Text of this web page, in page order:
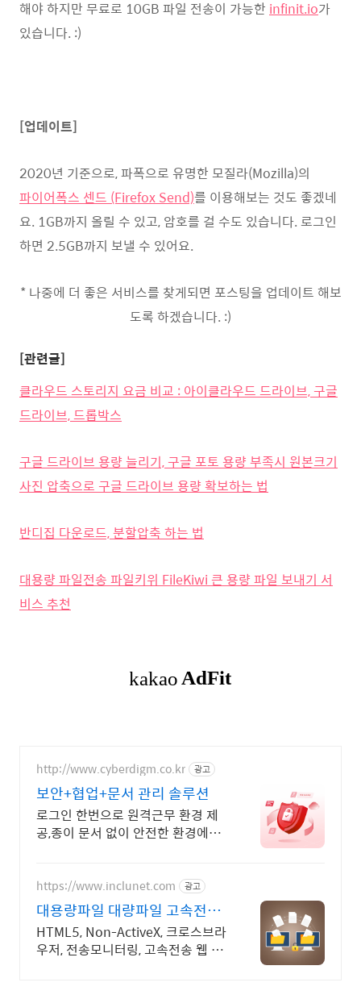
해야 하지만 무료로 10GB 파일 전송이 가능한 infinit.io가
있습니다. :)
[업데이트]
2020년 기준으로, 파폭으로 유명한 모질라(Mozilla)의
파이어폭스 센드 (Firefox Send)를 이용해보는 것도 좋겠네
요. 1GB까지 올릴 수 있고, 암호를 걸 수도 있습니다. 로그인
하면 2.5GB까지 보낼 수 있어요.
* 나중에 더 좋은 서비스를 찾게되면 포스팅을 업데이트 해보
도록 하겠습니다. :)
[관련글]
클라우드 스토리지 요금 비교 : 아이클라우드 드라이브, 구글
드라이브, 드롭박스
구글 드라이브 용량 늘리기, 구글 포토 용량 부족시 원본크기
사진 압축으로 구글 드라이브 용량 확보하는 법
반디집 다운로드, 분할압축 하는 법
대용량 파일전송 파일키위 FileKiwi 큰 용량 파일 보내기 서
비스 추천
http://www.cyberdigm.co.kr 광고
보안+협업+문서 관리 솔루션
로그인 한번으로 원격근무 환경 제
공,종이 문서 없이 안전한 환경에서
https://www.inclunet.com 광고
대용량파일 대량파일 고속전송
TeraTransfer
HTML5, Non-ActiveX, 크로스브라
우저, 전송모니터링, 고속전송 웹 표